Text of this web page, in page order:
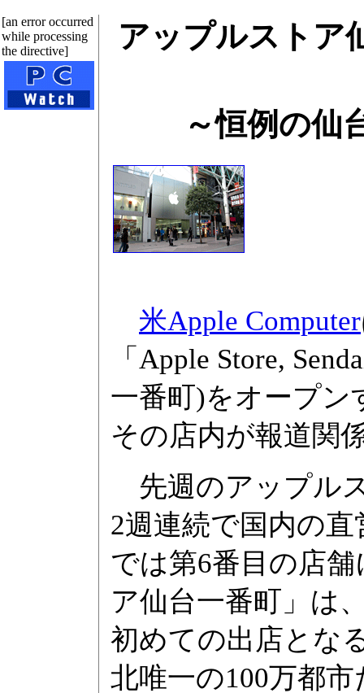
[an error occurred
while processing
the directive]
アップルストア
～恒例の仙
米Apple Computer
「Apple Store,
一番町)をオープン
その店内が報道関
先週のアップル
2週連続で国内の
では第6番目の店
ア仙台一番町」は
初めての出店とな
北唯一の100万都市